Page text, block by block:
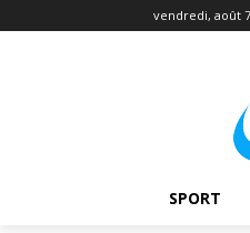
vendredi, août
SPORT